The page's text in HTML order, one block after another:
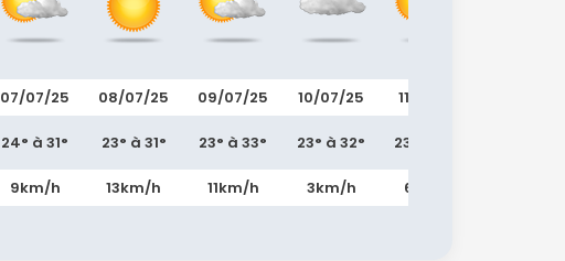
07/07/25
24° à 31°
9km/h
08/07/25
23° à 31°
13km/h
09/07/25
23° à 33°
11km/h
10/07/25
23° à 32°
3km/h
11/07/25
23° à 30°
6km/h